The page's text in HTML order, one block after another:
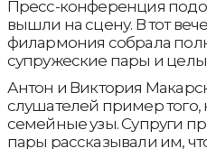
Пресс-конференция
вышли на сцену. В тот
филармония собрала
супружеские пары и
Антон и Виктория
слушателей пример того,
семейные узы. Супруги
пары рассказывали им,